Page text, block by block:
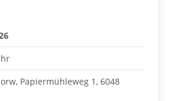
Papiermühleweg 1, 6048